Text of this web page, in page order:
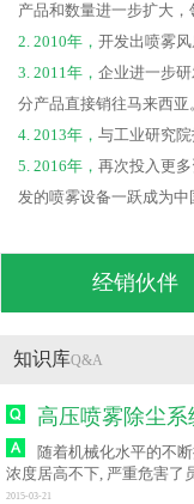
产品和数量进一步扩大，
2. 2010年， 开发出喷雾风
3. 2011年， 企业进一步
分产品直接销往马来西亚
4. 2013年， 与工业研究院
5. 2016年， 再次投入更
发的喷雾设备一跃成为中
经销伙伴
知识库Q&A
高压喷雾除尘
随着机械化水平的不
浓度居高不下, 严重危害了
2015-03-21